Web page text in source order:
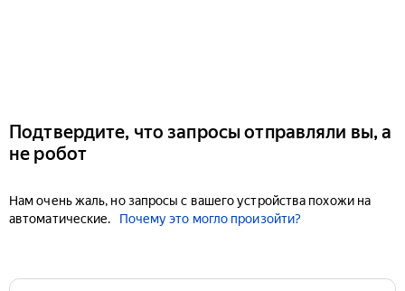
Подтвердите, что запросы отправляли вы, а
не робот
Нам очень жаль, но запросы с вашего устройства похожи на
автоматические.
Почему это могло произойти?